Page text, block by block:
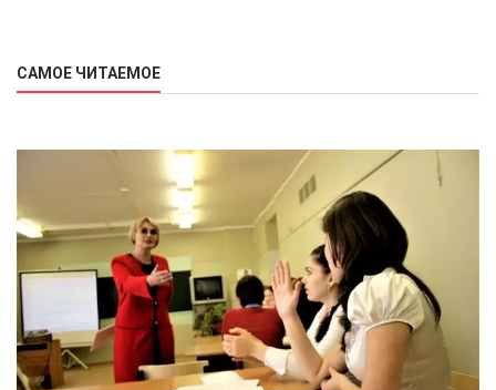
САМОЕ ЧИТАЕМОЕ